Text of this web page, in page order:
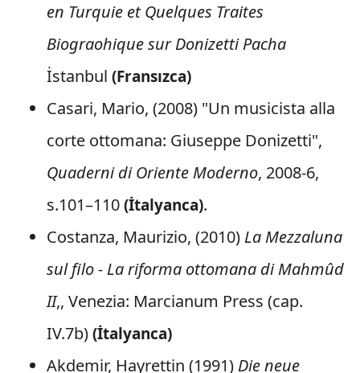
en Turquie et Quelques Traites
Biograohique sur Donizetti Pacha
İstanbul (Fransızca)
Casari, Mario, (2008) "Un musicista alla
corte ottomana: Giuseppe Donizetti",
Quaderni di Oriente Moderno, 2008-6,
s.101–110(İtalyanca).
Costanza, Maurizio, (2010) La Mezzaluna
sul filo - La riforma ottomana di Mahmûd
II,, Venezia: Marcianum Press (cap.
IV.7b)(İtalyanca)
Akdemir, Hayrettin (1991) Die neue